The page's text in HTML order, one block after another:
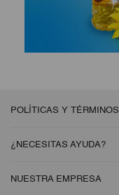
POLÍTICAS Y TÉRMINOS
¿NECESITAS AYUDA?
NUESTRA EMPRESA